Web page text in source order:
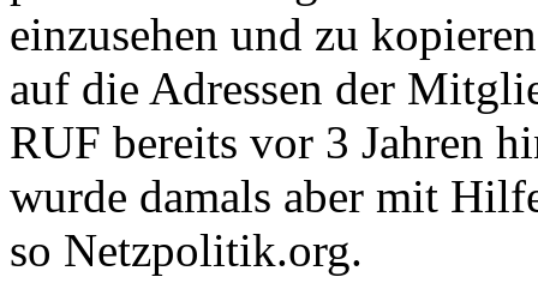
einzusehen und zu
auf die Adressen der
RUF bereits vor 3 Jahren
wurde damals aber mit
so Netzpolitik.org.